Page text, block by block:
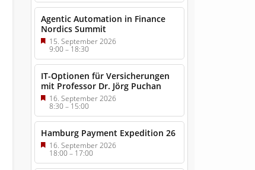
Agentic Automation in Finance
Nordics Summit
15. September 2026
9:00–18:30
IT-Optionen für Versicherungen
mit Professor Dr. Jörg Puchan
16. September 2026
8:30–15:00
Hamburg Payment Expedition 26
16. September 2026
18:00– 17:00